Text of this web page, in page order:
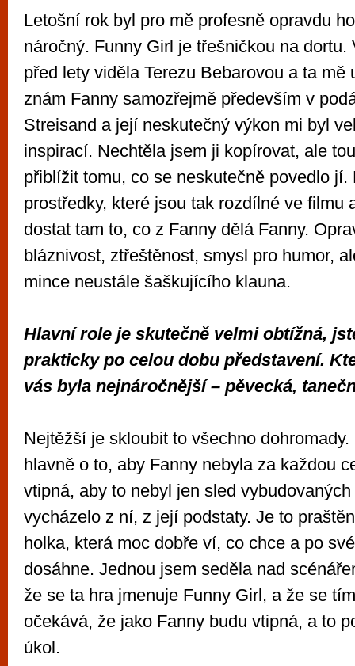
Letošní rok byl pro mě profesně opravdu
náročný. Funny Girl je třešničkou na dortu.
před lety viděla Terezu Bebarovou a ta mě
znám Fanny samozřejmě především v
Streisand a její neskutečný výkon mi byl
inspirací. Nechtěla jsem ji kopírovat, ale
přiblížit tomu, co se neskutečně povedlo
prostředky, které jsou tak rozdílné ve filmu
dostat tam to, co z Fanny dělá Fanny.
bláznivost, ztřeštěnost, smysl pro humor,
mince neustále šaškujícího klauna.
Hlavní role je skutečně velmi obtížná,
prakticky po celou dobu představení.
vás byla nejnáročnější – pěvecká,
Nejtěžší je skloubit to všechno
hlavně o to, aby Fanny nebyla za každou
vtipná, aby to nebyl jen sled
vycházelo z ní, z její podstaty. Je to
holka, která moc dobře ví, co chce a po
dosáhne. Jednou jsem seděla nad
že se ta hra jmenuje Funny Girl, a že se
očekává, že jako Fanny budu vtipná, a to
úkol.